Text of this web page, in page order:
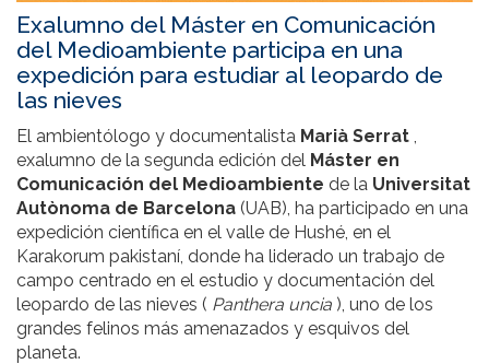
Exalumno del Máster en Comunicación
del Medioambiente participa en una
expedición para estudiar al leopardo de
las nieves
El ambientólogo y documentalista Marià Serrat
exalumno de la segunda edición del Máster en
Comunicación del Medioambiente de la Universitat
Autònoma de Barcelona (UAB), ha participado en una
expedición científica en el valle de Hushé, en el
Karakorum pakistaní, donde ha liderado un trabajo de
campo centrado en el estudio y documentación del
leopardo de las nieves ( Panthera uncia ), uno de los
grandes felinos más amenazados y esquivos del
planeta.